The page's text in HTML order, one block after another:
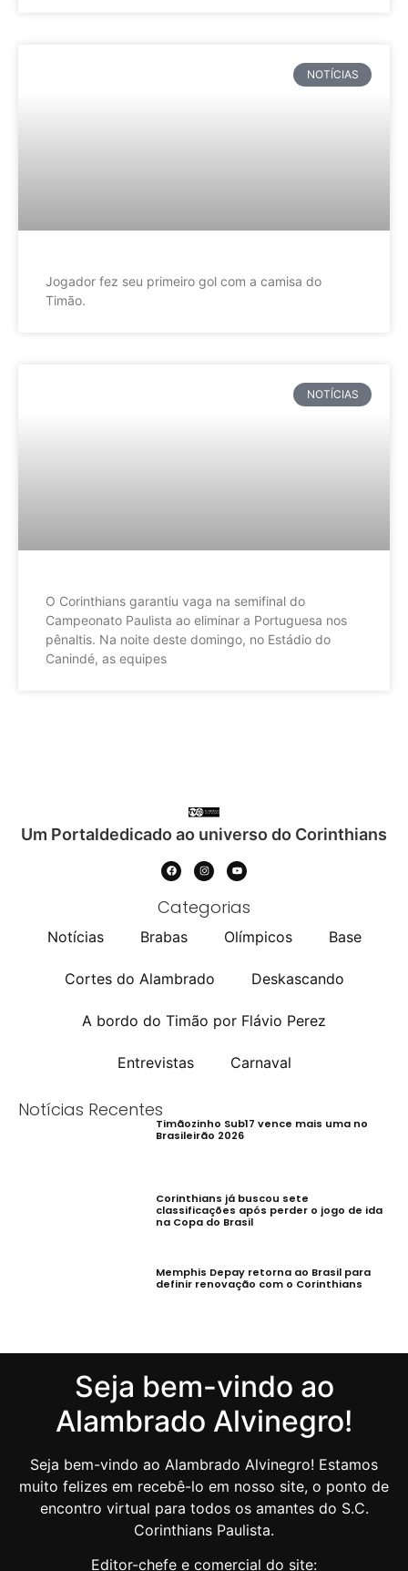
NOTÍCIAS
Jogador fez seu primeiro gol com a camisa do
Timão.
NOTÍCIAS
O Corinthians garantiu vaga na semifinal do
Campeonato Paulista ao eliminar a Portuguesa nos
pênaltis. Na noite deste domingo, no Estádio do
Canindé, as equipes
Um Portaldedicado ao universo do Corinthians
Categorias
Notícias Brabas Olímpicos Base
Cortes do Alambrado Deskascando
A bordo do Timão por Flávio Perez
Entrevistas Carnaval
Notícias Recentes
Timãozinho Sub17 vence mais uma no
Brasileirão 2026
Corinthians já buscou sete
classificações após perder o jogo de ida
na Copa do Brasil
Memphis Depay retorna ao Brasil para
definir renovação com o Corinthians
Seja bem-vindo ao
Alambrado Alvinegro!
Seja bem-vindo ao Alambrado Alvinegro! Estamos
muito felizes em recebê-lo em nosso site, o ponto de
encontro virtual para todos os amantes do S.C.
Corinthians Paulista.
Editor-chefe e comercial do site: